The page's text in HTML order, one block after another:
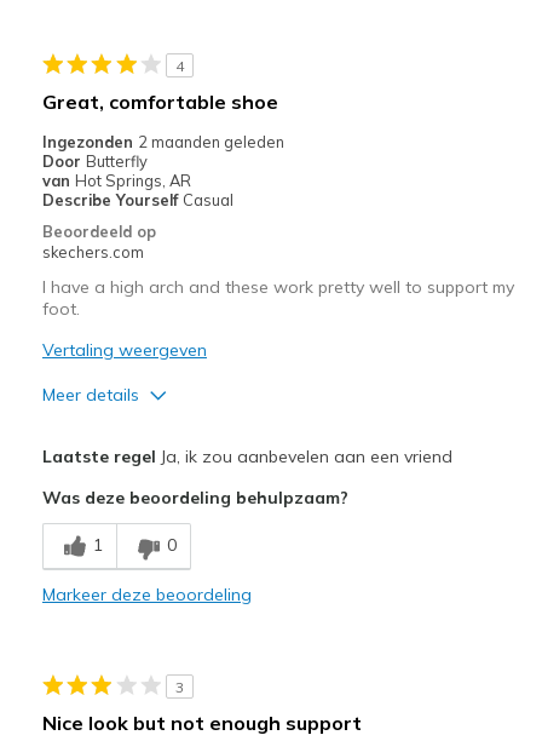
Casual Wear
Width
Sizing
Feels half size too big
View On Shoes
4
Great, comfortable shoe
Ingezonden 2 maanden geleden
Door Butterfly
van Hot Springs, AR
Describe Yourself Casual
Beoordeeld op
skechers.com
I have a high arch and these work pretty well to support my
foot.
Vertaling weergeven
Meer details
Breathe Well
Comfortable
Travel
Laatste regel Ja, ik zou aanbevelen aan een vriend
Was deze beoordeling behulpzaam?
1 0
Markeer deze beoordeling
3
Nice look but not enough support